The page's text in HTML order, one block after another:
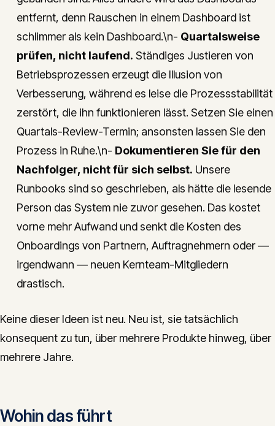
entfernt, denn Rauschen in einem Dashboard ist
schlimmer als kein Dashboard.\n- Quartalsweise
prüfen, nicht laufend. Ständiges Justieren von
Betriebsprozessen erzeugt die Illusion von
Verbesserung, während es leise die Prozessstabilität
zerstört, die ihn funktionieren lässt. Setzen Sie einen
Quartals-Review-Termin; ansonsten lassen Sie den
Prozess in Ruhe.\n- Dokumentieren Sie für den
Nachfolger, nicht für sich selbst. Unsere
Runbooks sind so geschrieben, als hätte die lesende
Person das System nie zuvor gesehen. Das kostet
vorne mehr Aufwand und senkt die Kosten des
Onboardings von Partnern, Auftragnehmern oder —
irgendwann — neuen Kernteam-Mitgliedern
drastisch.
Keine dieser Ideen ist neu. Neu ist, sie tatsächlich
konsequent zu tun, über mehrere Produkte hinweg, über
mehrere Jahre.
Wohin das führt